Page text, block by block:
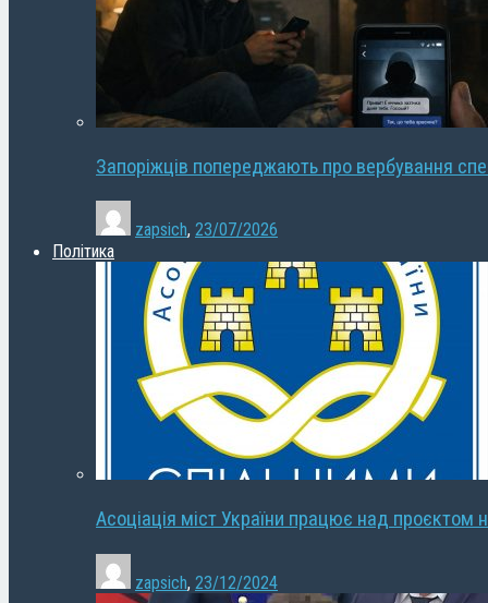
Запоріжців попереджають про вербування
zapsich, 23/07/2026
Політика
Асоціація міст України працює над проєктом
zapsich, 23/12/2024